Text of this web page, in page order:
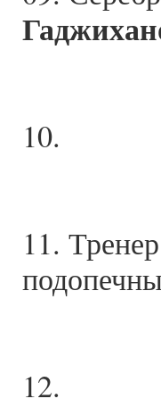
10.
11.
12.